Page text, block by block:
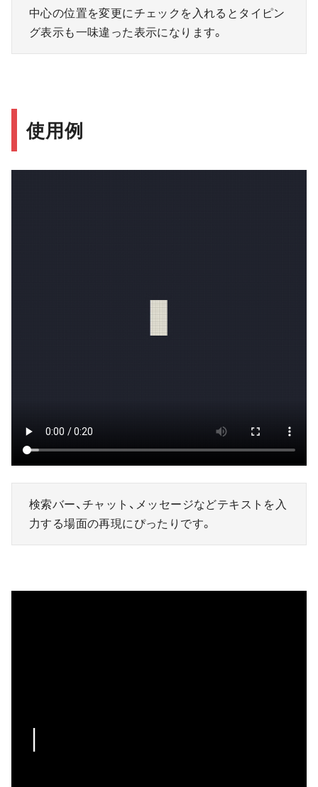
中心の位置を変更にチェックを入れるとタイピン
グ表示も一味違った表示になります。
使用例
検索バー、チャット、メッセージなどテキストを入
力する場面の再現にぴったりです。